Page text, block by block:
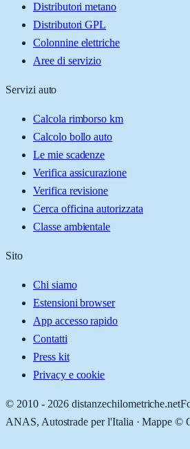
Distributori metano
Distributori GPL
Colonnine elettriche
Aree di servizio
Servizi auto
Calcola rimborso km
Calcolo bollo auto
Le mie scadenze
Verifica assicurazione
Verifica revisione
Cerca officina autorizzata
Classe ambientale
Sito
Chi siamo
Estensioni browser
App accesso rapido
Contatti
Press kit
Privacy e cookie
© 2010 - 2026 distanzechilometriche.net
ANAS, Autostrade per l'Italia · Mappe ©